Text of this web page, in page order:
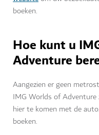
boeken.
Hoe kunt u
Adventure
Aangezien er geen
IMG Worlds of Adventure
hier te komen met de
boeken.